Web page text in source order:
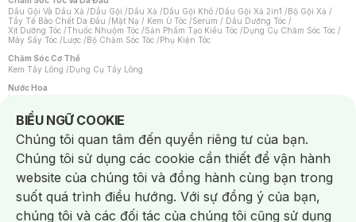
Dầu Gội Và Dầu Xả /Dầu Gội /Dầu Xả /Dầu Gội Khô /Dầu Gội Xả 2in1 /Bộ Gội Xả /
Tẩy Tế Bào Chết Da Đầu /Mặt Nạ / Kem Ủ Tóc /Serum / Dầu Dưỡng Tóc /
Xịt Dưỡng Tóc /Thuốc Nhuộm Tóc /Sản Phẩm Tạo Kiểu Tóc /Dụng Cụ Chăm Sóc Tóc /
Máy Sấy Tóc /Lược /Bộ Chăm Sóc Tóc /Phụ Kiện Tóc
Chăm Sóc Cơ Thể
Kem Tẩy Lông /Dụng Cụ Tẩy Lông
Nước Hoa
Nước Hoa Nữ
Chăm Sóc Cá Nhân
Chống Muỗi /Khẩu Trang /Máy Massage/Mặt Nạ Xông Hơi /Nước Rửa Tay/
Sản Phẩm Chăm Sóc Khác /Bàn Chải Đánh Răng /Bàn Chải Điện/
Hỗ Trợ Trắng Răng/Kem Đánh Răng /Máy Tăm Nước/ Nước Súc Miệng/
Tăm / Chỉ Nha Khoa/ Xịt Thơm Miệng / Dung Dịch Vệ Sinh/Dưỡng Vùng Kín/
Khăn Ướt Vệ Sinh Vùng Kín/Băng Vệ Sinh/Tampon/Bọt Cạo Râu /Dao Cạo Râu/
Máy Cạo Râu
Vấn Đề Về Da
Da Dầu / Lỗ Chân Lông To/ Da Khô / Mất Nước/ Da Lão Hóa/ Da Mụn/
BIỂU NGỮ COOKIE
Notice about cookies usage
Chúng tôi quan tâm đến quyền riêng tư của bạn.
Chúng tôi sử dụng các cookie cần thiết để vận hành
website của chúng tôi và đồng hành cùng bạn trong
suốt quá trình điều hướng. Với sự đồng ý của bạn,
chúng tôi và các đối tác của chúng tôi cũng sử dụng